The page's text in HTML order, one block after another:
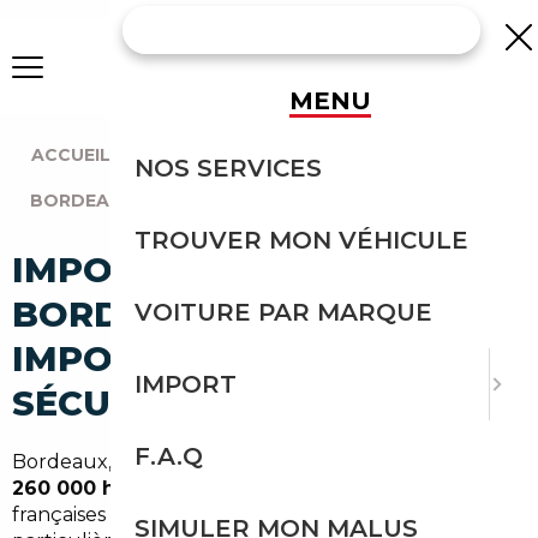
ACCUEIL AGENCE BORDEAUX
BORDEAUX (33000)
IMPORT VOITURE À
BORDEAUX CENTRE :
IMPORTEZ EN TOUTE
SÉCURITÉ
Bordeaux, capitale de la Gironde et ville de près de
260 000 habitants
françaises où le marché automobile reste
MENU
NOS SERVICES
TROUVER MON VÉHICULE
VOITURE PAR MARQUE
IMPORT
F.A.Q
SIMULER MON MALUS